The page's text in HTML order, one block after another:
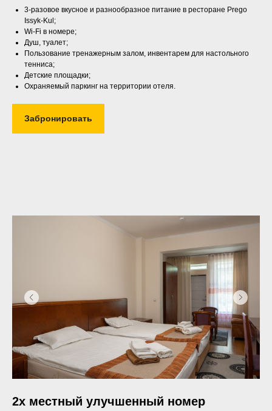
3-разовое вкусное и разнообразное питание в ресторане Prego
Issyk-Kul;
Wi-Fi в номере;
Душ, туалет;
Пользование тренажерным залом, инвентарем для настольного
тенниса;
Детские площадки;
Охраняемый паркинг на территории отеля.
Забронировать
2х местный улучшенный номер